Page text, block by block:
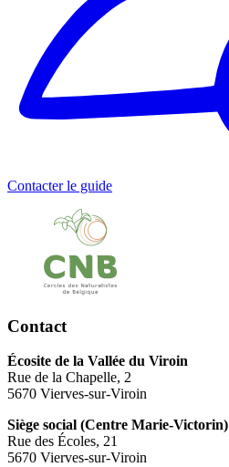
Contacter le guide
Contact
Écosite de la Vallée du Viroin
Rue de la Chapelle, 2
5670 Vierves-sur-Viroin
Siège social (Centre Marie-Victorin)
Rue des Écoles, 21
5670 Vierves-sur-Viroin